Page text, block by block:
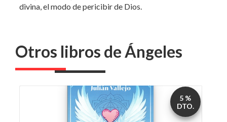
divina, el modo de pericibir de Dios.
Otros libros de Ángeles
5 %
DTO.